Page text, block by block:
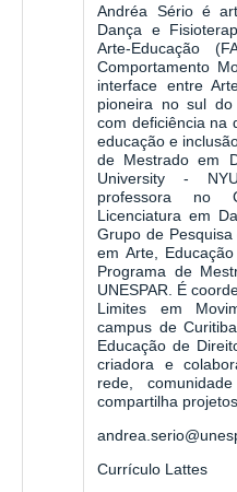
Andréa Sério é
Dança e
Arte-Educação
Comportamento
interface entre
pioneira no sul
com deficiência na
educação e
de Mestrado em
University -
professora no
Licenciatura em
Grupo de
em Arte,
Programa de
UNESPAR. É
Limites em
campus de
Educação de
criadora e
rede,
compartilha
Currículo Lattes